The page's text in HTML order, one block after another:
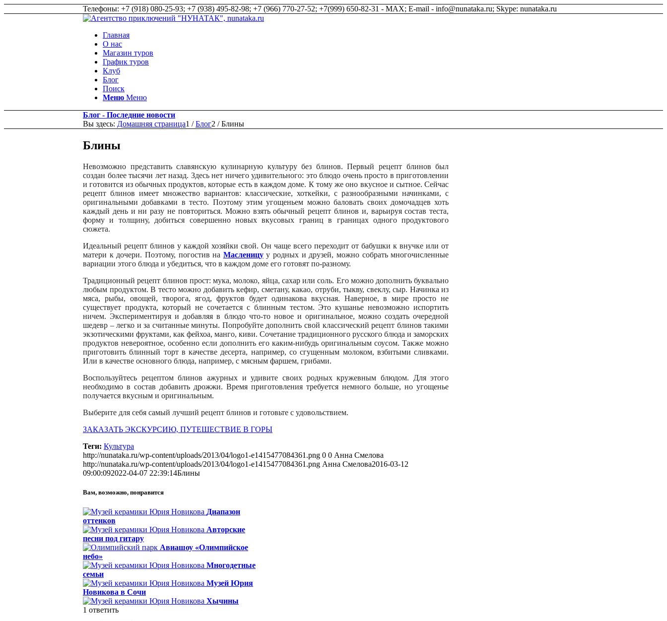
Телефоны: +7 (918) 080-25-93; +7 (938) 495-82-98; +7 (966) 770-27-52; +7(999) 650-82-31 - MAX; E-mail - info@nunataka.ru; Skype: nunataka.ru
Главная
О нас
Магазин туров
График туров
Клуб
Блог
Поиск
Меню Меню
Блог - Последние новости
Вы здесь: Домашняя страница1 / Блог2 / Блины
Блины
Невозможно представить славянскую кулинарную культуру без блинов. Первый рецепт блинов был
создан более тысячи лет назад. Здесь нет ничего удивительного: это блюдо очень просто в приготовлении
и готовится из обычных продуктов, которые есть в каждом доме. К тому же оно вкусное и сытное. Сейчас
рецепт блинов имеет множество вариантов: классические, хоткейки, с разнообразными начинками, с
оригинальными добавками в тесто. Поэтому этим угощеньем можно баловать своих домочадцев хоть
каждый день и ни разу не повториться. Можно взять обычный рецепт блинов и, варьируя состав теста,
форму и толщину, добиться совершенно новых вкусовых границ в границах одного продуктового
сюжета.
Идеальный рецепт блинов у каждой хозяйки свой. Он чаще всего переходит от бабушки к внучке или от
матери к дочери. Поэтому, погостив на Масленицу у родных и друзей, можно собрать многочисленные
вариации этого блюда и убедиться, что в каждом доме его готовят по-разному.
Традиционный рецепт блинов прост: мука, молоко, яйца, сахар или соль. Его можно дополнить буквально
любым продуктом. В тесто можно добавить кефир, сметану, какао, отруби, тыкву, свеклу, сыр. Начинка из
мяса, рыбы, овощей, творога, ягод, фруктов будет одинакова вкусная. Наверное, в мире просто не
существует продукта, который не сочетается с блинным тестом. Это кушанье невозможно испортить
ничем. Экспериментируя и добавляя в блюдо что-то новое и оригинальное, можно создать очередной
шедевр – легко и за считанные минуты. Попробуйте дополнить свой классический рецепт блинов такими
экзотическими фруктами, как фейхоа, манго, киви. Сочетание традиционного русского блюда и заморских
продуктов невероятное, особенно если дополнить его каким-нибудь оригинальным соусом. Также можно
приготовить блинный торт в качестве десерта, например, со сгущенным молоком, взбитыми сливками.
Или в качестве основного блюда, например, с мясным фаршем, грибами.
Воспользуйтесь рецептом блинов ажурных и удивите своих родных кружевным блюдом. Для этого
необходимо в состав добавить дрожжи. Время приготовления требуется немного больше, но угощенье
получается вкусным и оригинальным.
Выберите для себя самый лучший рецепт блинов и готовьте с удовольствием.
ЗАКАЗАТЬ ЭКСКУРСИЮ, ПУТЕШЕСТВИЕ В ГОРЫ
Теги: Культура
http://nunataka.ru/wp-content/uploads/2013/04/logo1-e1415477084361.png 0 0 Анна Смелова
http://nunataka.ru/wp-content/uploads/2013/04/logo1-e1415477084361.png Анна Смелова2016-03-12
09:00:092022-04-07 22:39:14Блины
Вам, возможно, понравится
Диапазон
оттенков
Авторские
песни под гитару
Авиашоу «Олимпийское
небо»
Многодетные
семьи
Музей Юрия
Новикова в Сочи
Хычины
1 ответить